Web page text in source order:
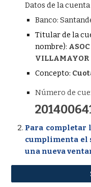
Datos de la cuenta
Banco:
Titular de la
nombre):
VILLAMAYOR
Concepto:
Número de
Para completar
cumplimenta el
una nueva